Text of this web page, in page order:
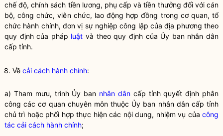
chế độ, chính sách tiền lương, phụ cấp và tiền thưởng đối với cán
bộ, công chức, viên chức, lao động hợp đồng trong cơ quan, tổ
chức hành chính, đơn vị sự nghiệp công lập của địa phương theo
quy định của pháp luật và theo quy định của Ủy ban nhân dân
cấp tỉnh.
8. Về cải cách hành chính:
a) Tham mưu, trình Ủy ban nhân dâncấp tỉnh quyết định phân
công các cơ quan chuyên môn thuộc Ủy ban nhân dâncấp tỉnh
chủ trì hoặc phối hợp thực hiện các nội dung, nhiệm vụ của công
tác cải cách hành chính;